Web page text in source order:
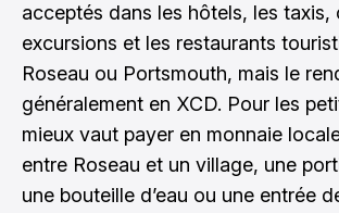
acceptés dans les hôtels, les taxis,
excursions et les restaurants
Roseau ou Portsmouth, mais le
généralement en XCD. Pour les
mieux vaut payer en monnaie
entre Roseau et un village, une
une bouteille d’eau ou une entrée